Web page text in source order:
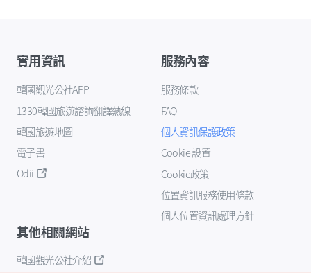
實用資訊
韓國觀光公社APP
1330韓國旅遊諮詢翻譯熱線
韓國旅遊地圖
電子書
Odii
服務內容
服務條款
FAQ
個人資訊保護政策
Cookie 設置
Cookie政策
位置資訊服務使用條款
個人位置資訊處理方針
其他相關網站
韓國觀光公社介紹